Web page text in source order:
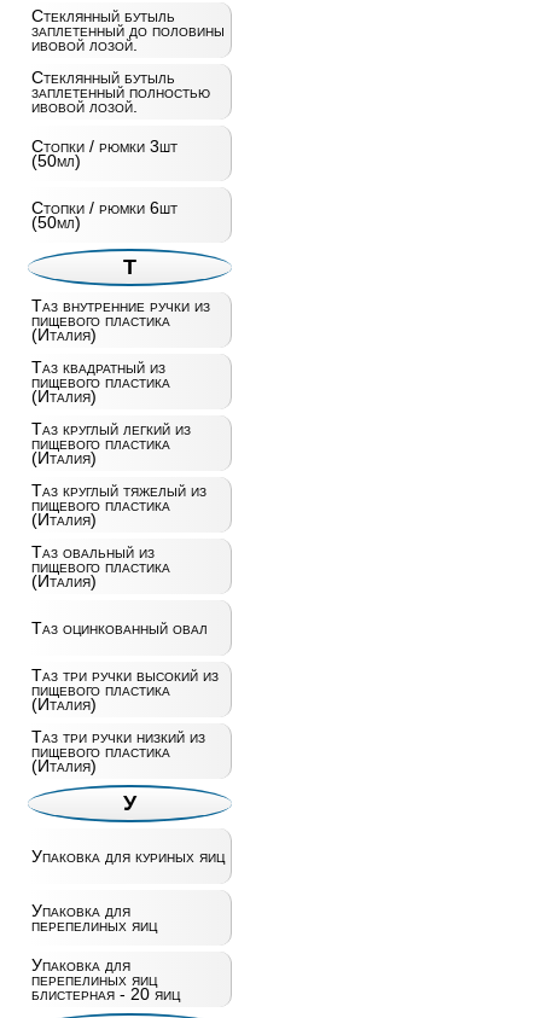
Стеклянный бутыль
заплетенный до половины
ивовой лозой.
Стеклянный бутыль
заплетенный полностью
ивовой лозой.
Стопки / рюмки 3шт
(50мл)
Стопки / рюмки 6шт
(50мл)
Т
Таз внутренние ручки из
пищевого пластика
(Италия)
Таз квадратный из
пищевого пластика
(Италия)
Таз круглый легкий из
пищевого пластика
(Италия)
Таз круглый тяжелый из
пищевого пластика
(Италия)
Таз овальный из
пищевого пластика
(Италия)
Таз оцинкованный овал
Таз три ручки высокий из
пищевого пластика
(Италия)
Таз три ручки низкий из
пищевого пластика
(Италия)
У
Упаковка для куриных яиц
Упаковка для
перепелиных яиц
Упаковка для
перепелиных яиц
блистерная - 20 яиц